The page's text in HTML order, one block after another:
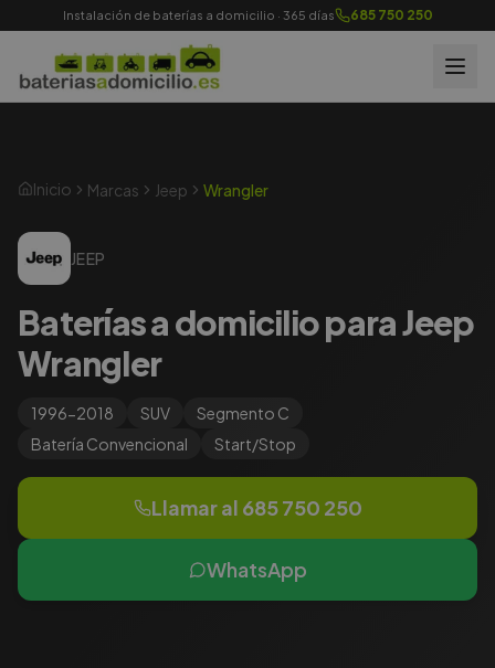
Instalación de baterías a domicilio · 365 días 685 750 250
Inicio Marcas Jeep Wrangler
JEEP
Baterías a domicilio para Jeep
Wrangler
1996-2018 SUV Segmento C
Batería Convencional Start/Stop
Llamar al 685 750 250
WhatsApp